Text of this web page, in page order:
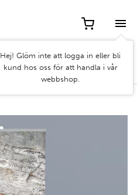
Hej! Glöm inte att logga in eller bli
kund hos oss för att handla i vår
webbshop.